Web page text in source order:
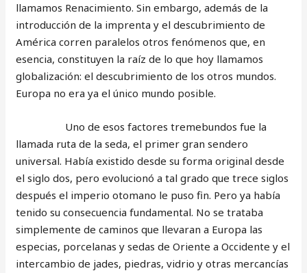
llamamos Renacimiento. Sin embargo, además de la
introducción de la imprenta y el descubrimiento de
América corren paralelos otros fenómenos que, en
esencia, constituyen la raíz de lo que hoy llamamos
globalización: el descubrimiento de los otros mundos.
Europa no era ya el único mundo posible.
Uno de esos factores tremebundos fue la
llamada ruta de la seda, el primer gran sendero
universal. Había existido desde su forma original desde
el siglo dos, pero evolucionó a tal grado que trece siglos
después el imperio otomano le puso fin. Pero ya había
tenido su consecuencia fundamental. No se trataba
simplemente de caminos que llevaran a Europa las
especias, porcelanas y sedas de Oriente a Occidente y el
intercambio de jades, piedras, vidrio y otras mercancías